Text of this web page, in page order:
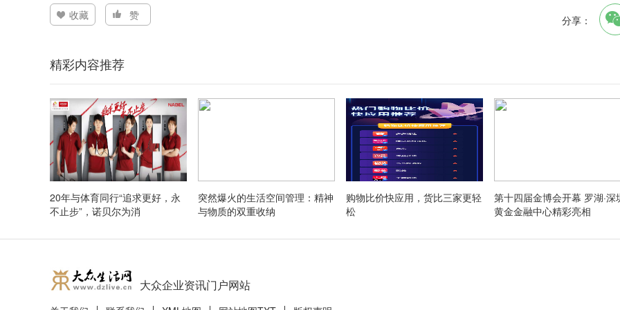
收藏 赞 分享：
精彩内容推荐
20年与体育同行“追求更好，永
不止步”，诺贝尔为消
突然爆火的生活空间管理：精神
与物质的双重收纳
购物比价快应用，货比三家更轻
松
第十四届金博会开幕 罗湖·深
黄金金融中心精彩亮相
大众企业资讯门户网站